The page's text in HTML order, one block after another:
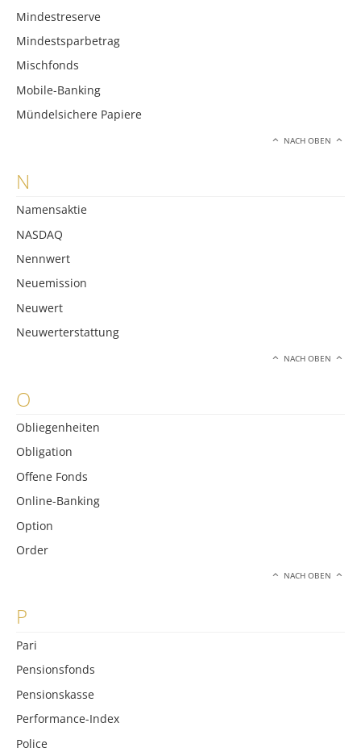
Mindestreserve
Mindestsparbetrag
Mischfonds
Mobile-Banking
Mündelsichere Papiere
NACH OBEN
N
Namensaktie
NASDAQ
Nennwert
Neuemission
Neuwert
Neuwerterstattung
NACH OBEN
O
Obliegenheiten
Obligation
Offene Fonds
Online-Banking
Option
Order
NACH OBEN
P
Pari
Pensionsfonds
Pensionskasse
Performance-Index
Police